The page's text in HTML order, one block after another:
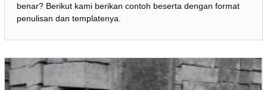
benar? Berikut kami berikan contoh beserta dengan format
penulisan dan templatenya.